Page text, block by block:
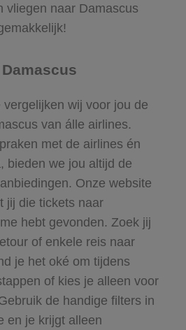
vliegen naar Damascus
wij voor jou de
van álle airlines.
met de airlines én
bieden we jou altijd de
Onze website
jij die tickets naar
hebt gevonden. Zoek jij
of enkele reis naar
je het oké om tijdens
of kies je alleen voor
de handige filters in
en je krijgt alleen